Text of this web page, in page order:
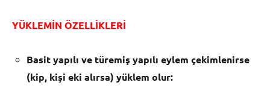
YÜKLEMİN ÖZELLİKLERİ
Basit yapılı ve türemiş yapılı eylem çekimlenirse
(kip, kişi eki alırsa) yüklem olur: